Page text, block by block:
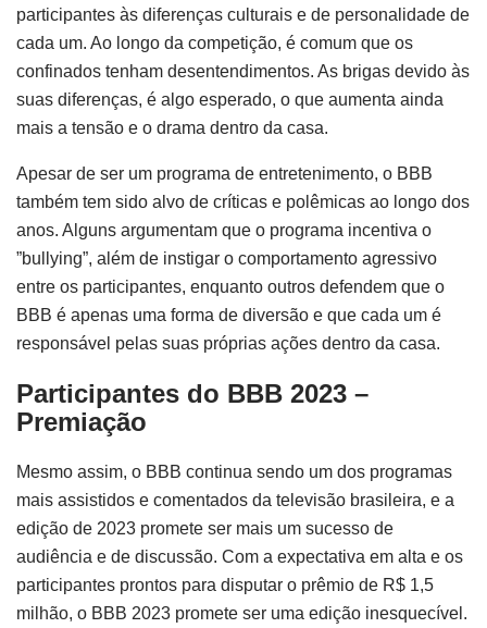
participantes às diferenças culturais e de personalidade de
cada um. Ao longo da competição, é comum que os
confinados tenham desentendimentos. As brigas devido às
suas diferenças, é algo esperado, o que aumenta ainda
mais a tensão e o drama dentro da casa.
Apesar de ser um programa de entretenimento, o BBB
também tem sido alvo de críticas e polêmicas ao longo dos
anos. Alguns argumentam que o programa incentiva o
”bullying”, além de instigar o comportamento agressivo
entre os participantes, enquanto outros defendem que o
BBB é apenas uma forma de diversão e que cada um é
responsável pelas suas próprias ações dentro da casa.
Participantes do BBB 2023 –
Premiação
Mesmo assim, o BBB continua sendo um dos programas
mais assistidos e comentados da televisão brasileira, e a
edição de 2023 promete ser mais um sucesso de
audiência e de discussão. Com a expectativa em alta e os
participantes prontos para disputar o prêmio de R$ 1,5
milhão, o BBB 2023 promete ser uma edição inesquecível.